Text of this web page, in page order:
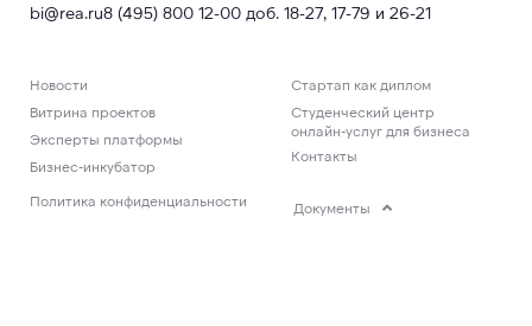
bi@rea.ru8 (495) 800 12-00 доб. 18-27, 17-79 и 26-21
Новости
Витрина проектов
Эксперты платформы
Бизнес-инкубатор
Стартап как диплом
Студенческий центр
онлайн-услуг для бизнеса
Контакты
Политика конфиденциальности Документы